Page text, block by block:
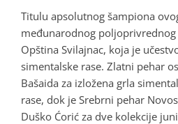
Titulu apsolutnog šampiona
međunarodnog
Opština Svilajnac, koja je
simentalske rase. Zlatni pehar
Bašaida za izložena grla
rase, dok je Srebrni pehar
Duško Ćorić za dve kolekcije